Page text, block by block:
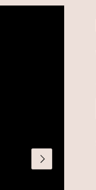
Siguiente